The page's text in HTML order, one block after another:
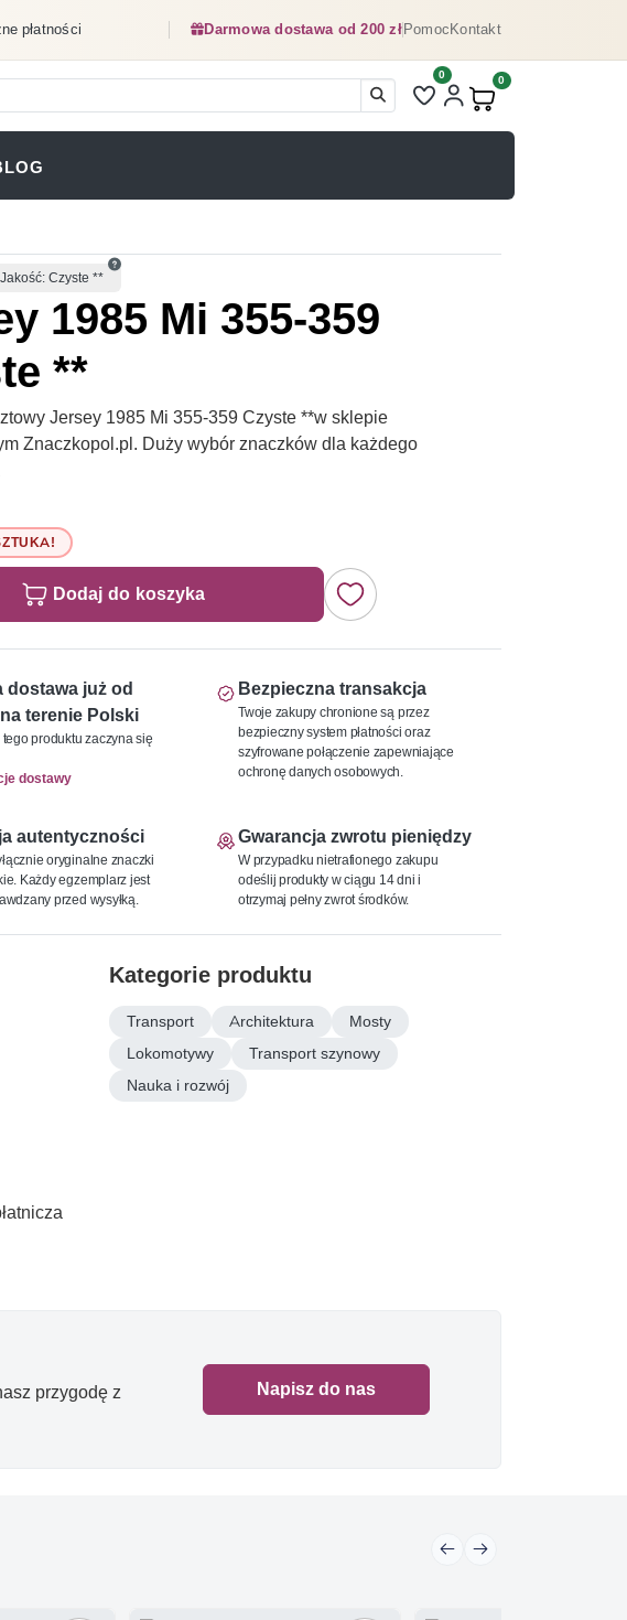
płatności Darmowa dostawa od 200 złPomocKontakt
Liczba pozycji na liście
0
Produkty w koszyku:
0
Jakość: Czyste **
1985 Mi 355-359
**
Jersey 1985 Mi 355-359 Czyste **w sklepie
Znaczkopol.pl. Duży wybór znaczków dla każdego
Dodaj do koszyka
dostawa już od
na terenie Polski
tego produktu zaczyna się
dostawy
Bezpieczna transakcja
Twoje zakupy chronione są przez
bezpieczny system płatności oraz
szyfrowane połączenie zapewniające
ochronę danych osobowych.
autentyczności
oryginalne znaczki
Każdy egzemplarz jest
przed wysyłką.
Gwarancja zwrotu pieniędzy
W przypadku nietrafionego zakupu
odeślij produkty w ciągu 14 dni i
otrzymaj pełny zwrot środków.
Kategorie produktu
Transport Architektura
Mosty
Lokomotywy
Transport szynowy
Nauka i rozwój
przygodę z
Napisz do nas